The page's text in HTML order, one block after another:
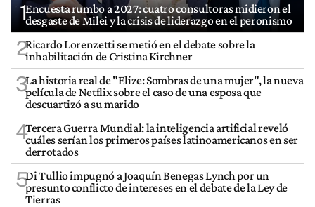
1Encuesta rumbo a 2027: cuatro consultoras midieron el
desgaste de Milei y la crisis de liderazgo en el peronismo
2Ricardo Lorenzetti se metió en el debate sobre la
inhabilitación de Cristina Kirchner
3La historia real de "Elize: Sombras de una mujer", la nueva
película de Netflix sobre el caso de una esposa que
descuartizó a su marido
4Tercera Guerra Mundial: la inteligencia artificial reveló
cuáles serían los primeros países latinoamericanos en ser
derrotados
5Di Tullio impugnó a Joaquín Benegas Lynch por un
presunto conflicto de intereses en el debate de la Ley de
Tierras